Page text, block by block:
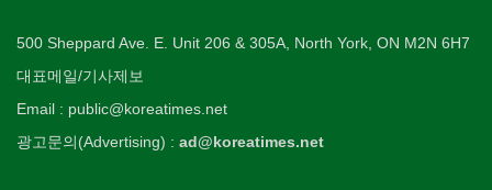
500 Sheppard Ave. E. Unit 206 & 305A, North York, ON M2N 6H7
대표메일/기사제보
Email : public@koreatimes.net
광고문의(Advertising) : ad@koreatimes.net